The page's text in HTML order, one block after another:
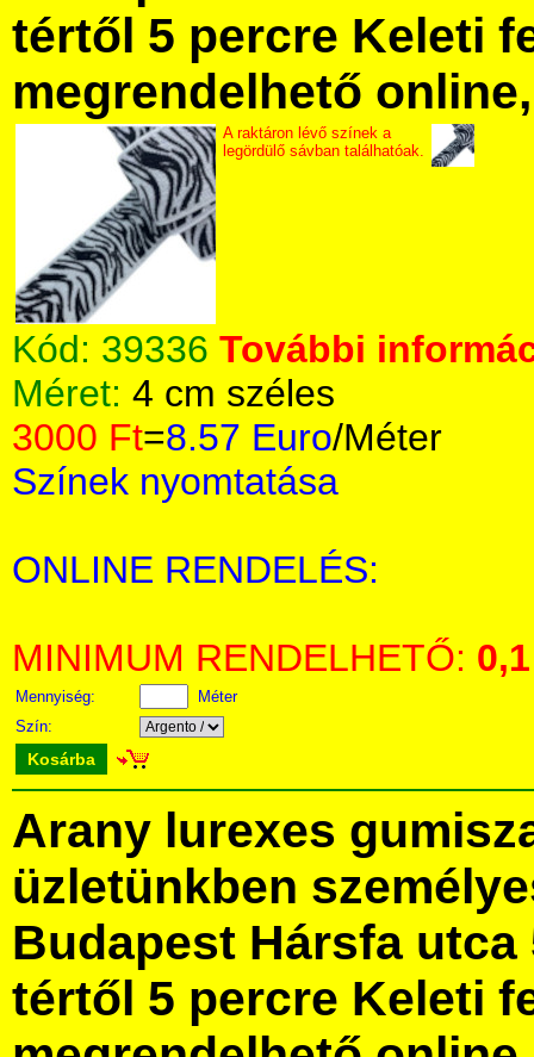
tértől 5 percre Keleti
megrendelhető
A raktáron lévő színek a
legördülő sávban találhatóak.
Kód: 39336 További
Méret: 4 cm széles
3000 Ft=8.57 Euro/Méter
Színek nyomtatása
ONLINE RENDELÉS:
MINIMUM RENDELHETŐ: 0,1
Mennyiség:
Méter
Szín:
Kosárba
Arany lurexes
üzletünkben
Budapest Hársfa utca
tértől 5 percre Keleti